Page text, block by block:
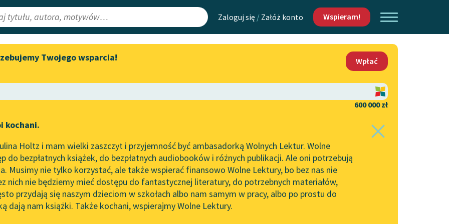
Zaloguj się / Załóż konto Wspieram!
Lektury
redakcyjne
Aktualności
„Prokurator Alicja Horn” do
literatury skandynawskiej
Spotkanie z Katarzyną Tunkiel
w Oslo
102. lata temu zmarł Joseph
Conrad
Mapa Wolnych Lektur
Leśmianator
API
OAI-PMH
Widget Wolnych Lektur
Kontakt
O projekcie
Zasady wykorzystania
Wolnych Lektur
Logotypy
Materiały promocyjne
Twojego wsparcia!
Wpłać
600 000 zł
kochani.
Holtz i mam wielki zaszczyt i przyjemność być ambasadorką Wolnych Lektur. Wolne
do bezpłatnych książek, do bezpłatnych audiobooków i różnych publikacji. Ale oni potrzebują
Musimy nie tylko korzystać, ale także wspierać finansowo Wolne Lektury, bo bez nas nie
nich nie będziemy mieć dostępu do fantastycznej literatury, do potrzebnych materiałów,
przydają się naszym dzieciom w szkołach albo nam samym w pracy, albo po prostu do
dają nam książki. Także kochani, wspierajmy Wolne Lektury.
Prus ✖ Pozytywizm✖